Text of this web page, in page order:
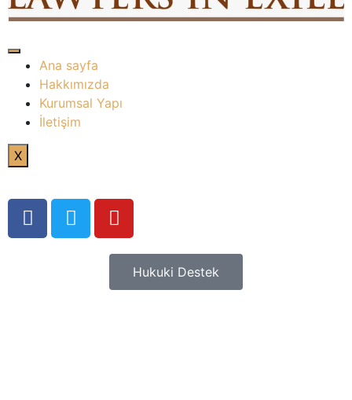
Ana sayfa
Hakkımızda
Kurumsal Yapı
İletişim
X
Hukuki Destek